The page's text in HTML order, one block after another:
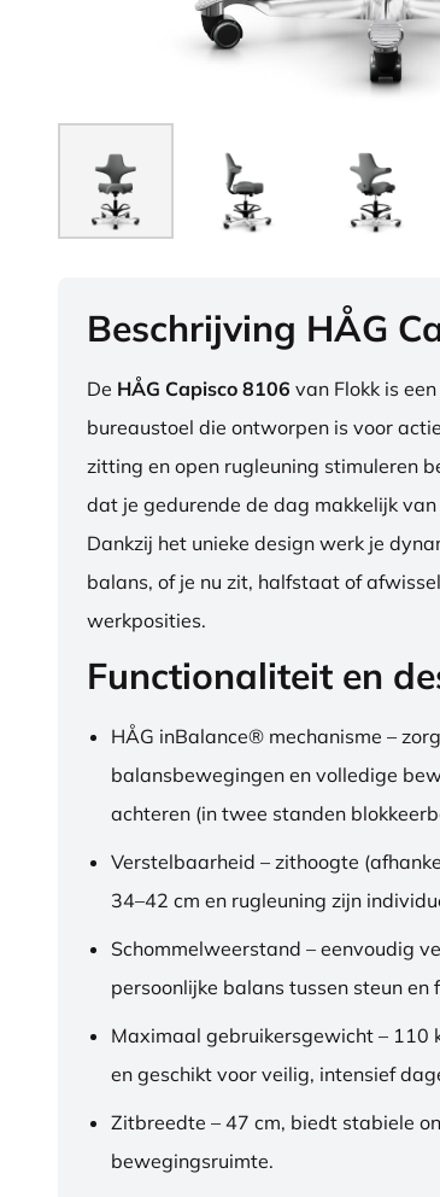
Beschrijving HÅG
De HÅG Capisco 8106 van Flokk is
bureaustoel die ontworpen is voor
zitting en open rugleuning stimuleren
dat je gedurende de dag makkelijk
Dankzij het unieke design werk je
balans, of je nu zit, halfstaat of
werkposities.
Functionaliteit en
HÅG inBalance® mechanisme –
balansbewegingen en volledige
achteren (in twee standen
Verstelbaarheid – zithoogte
34–42 cm en rugleuning zijn
Schommelweerstand – eenvoudig
persoonlijke balans tussen steun en
Maximaal gebruikersgewicht – 110
en geschikt voor veilig, intensief
Zitbreedte – 47 cm, biedt stabiele
bewegingsruimte.